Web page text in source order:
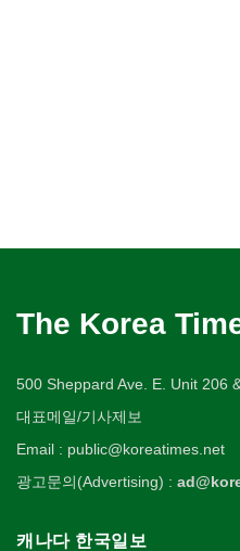
The Korea
500 Sheppard Ave. E. Unit 206
대표메일/기사제보
Email : public@koreatimes.net
광고문의(Advertising) :
캐나다 한국일보